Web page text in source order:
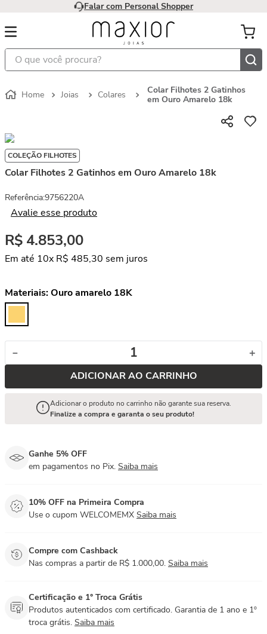
Falar com Personal Shopper
O que você procura?
Joias Colares
Colar Filhotes 2 Gatinhos
em Ouro Amarelo 18k
COLEÇÃO FILHOTES
Colar Filhotes 2 Gatinhos em Ouro Amarelo 18k
Referência:9756220A
Avalie esse produto
R$ 4.853,00
Em até 10x R$ 485,30 sem juros
Materiais:Ouro amarelo 18K
＋
－
ADICIONAR AO CARRINHO
Adicionar o produto no carrinho não garante sua reserva.
Finalize a compra e garanta o seu produto!
Ganhe 5% OFF
em pagamentos no Pix. Saiba mais
10% OFF na Primeira Compra
Use o cupom WELCOMEMX Saiba mais
Compre com Cashback
Nas compras a partir de R$ 1.000,00. Saiba mais
Certificação e 1° Troca Grátis
Produtos autenticados com certificado. Garantia de 1 ano e 1º
troca grátis. Saiba mais